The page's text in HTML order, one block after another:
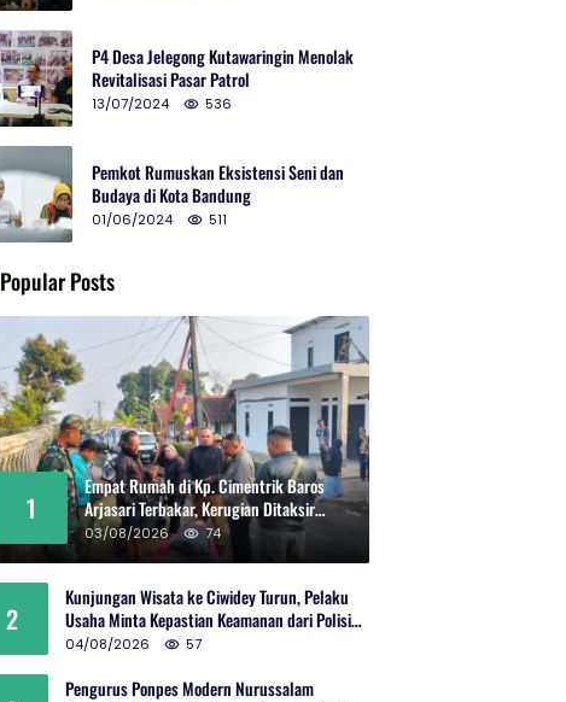
P4 Desa Jelegong Kutawaringin Menolak
Revitalisasi Pasar Patrol
13/07/2024 536
Pemkot Rumuskan Eksistensi Seni dan
Budaya di Kota Bandung
01/06/2024 511
Popular Posts
1
Empat Rumah di Kp. Cimentrik Baros
Arjasari Terbakar, Kerugian Ditaksir
Rp600 Juta
03/08/2026 74
2
Kunjungan Wisata ke Ciwidey Turun, Pelaku
Usaha Minta Kepastian Keamanan dari Polisi
dan Pemprov Jabar
04/08/2026 57
Pengurus Ponpes Modern Nurussalam